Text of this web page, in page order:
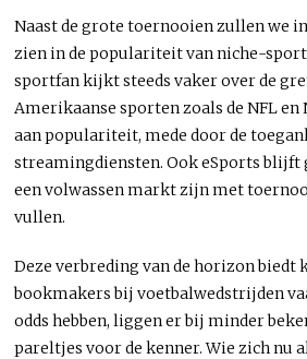
Naast de grote toernooien zullen we
zien in de populariteit van niche-
sportfan kijkt steeds vaker over de
Amerikaanse sporten zoals de NFL
aan populariteit, mede door de
streamingdiensten. Ook eSports blijft
een volwassen markt zijn met
vullen.
Deze verbreding van de horizon biedt
bookmakers bij voetbalwedstrijden
odds hebben, liggen er bij minder
pareltjes voor de kenner. Wie zich nu